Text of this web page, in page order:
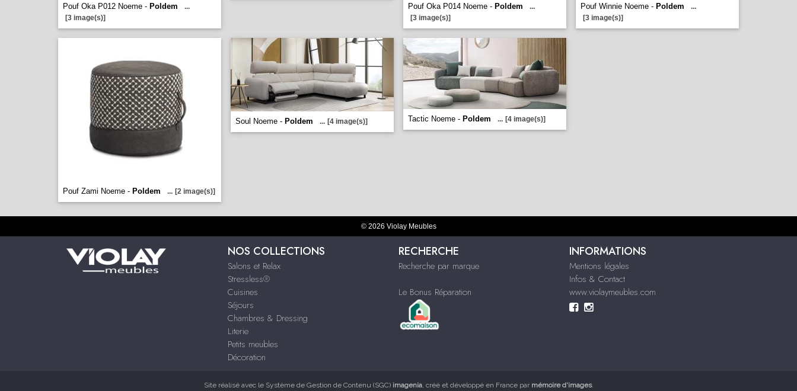
Pouf Oka P012 Noeme - Poldem
...
[3 image(s)]
Pouf Oka P014 Noeme - Poldem
...
[3 image(s)]
Pouf Winnie Noeme - Poldem
...
[3 image(s)]
Pouf Zami Noeme - Poldem ... [2 image(s)]
Soul Noeme - Poldem ... [4 image(s)] Tactic Noeme - Poldem ... [4 image(s)]
© 2026 Violay Meubles
NOS COLLECTIONS
Salons et Relax
Stressless®
Cuisines
Séjours
Chambres & Dressing
Literie
Petits meubles
Décoration
RECHERCHE
Recherche par marque
Le Bonus Réparation
INFORMATIONS
Mentions légales
Infos & Contact
www.violaymeubles.com
Site réalisé avec le Système de Gestion de Contenu (SGC) imagenia, créé et développé en France par mémoire d'images.